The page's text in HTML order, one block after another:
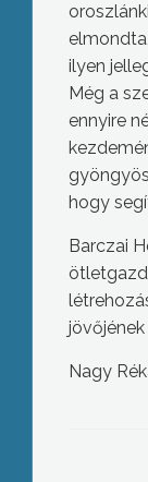
ilyen
Még a
ennyire
hogy
Barczai
Nagy